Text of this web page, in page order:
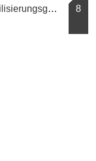
Protest gegen das GKV-Beitragsstabilisierungsgesetz
8